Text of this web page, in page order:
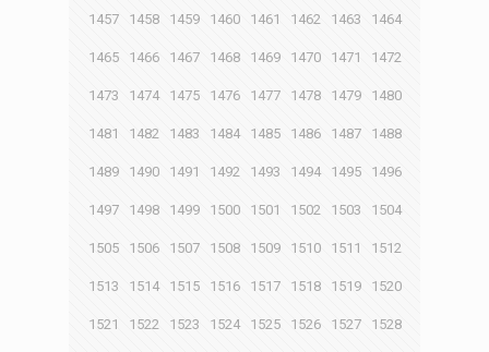
1457 1458 1459 1460 1461 1462 1463 1464
1465 1466 1467 1468 1469 1470 1471 1472
1473 1474 1475 1476 1477 1478 1479 1480
1481 1482 1483 1484 1485 1486 1487 1488
1489 1490 1491 1492 1493 1494 1495 1496
1497 1498 1499 1500 1501 1502 1503 1504
1505 1506 1507 1508 1509 1510 1511 1512
1513 1514 1515 1516 1517 1518 1519 1520
1521 1522 1523 1524 1525 1526 1527 1528